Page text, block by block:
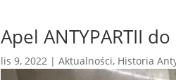
Apel ANTYPARTII
lis 9, 2022 | Aktualności, Historia